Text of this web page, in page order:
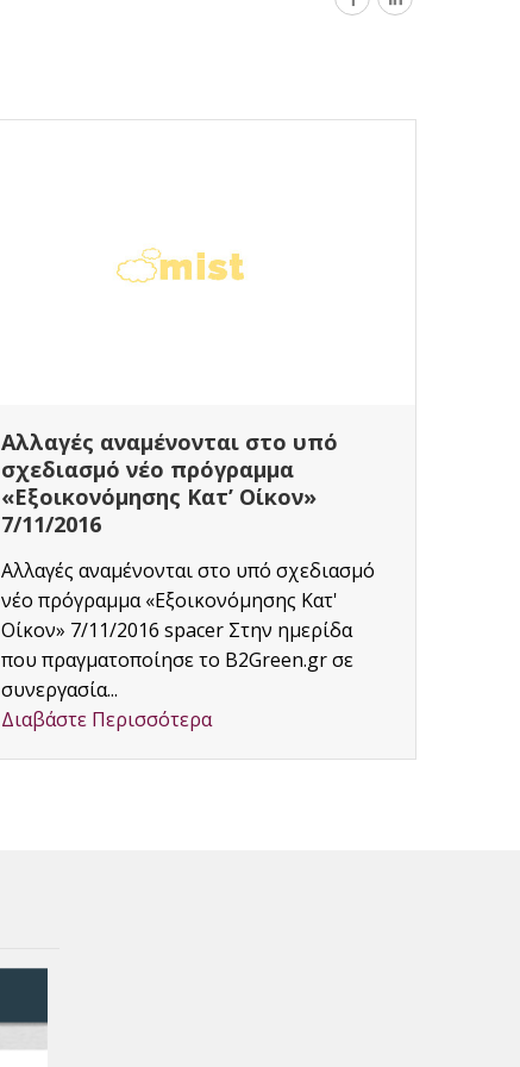
Αλλαγές αναμένονται στο υπό
σχεδιασμό νέο πρόγραμμα
«Εξοικονόμησης Κατ’ Οίκον»
7/11/2016
Αλλαγές αναμένονται στο υπό σχεδιασμό
νέο πρόγραμμα «Εξοικονόμησης Κατ'
Οίκον» 7/11/2016 spacer Στην ημερίδα
που πραγματοποίησε το B2Green.gr σε
συνεργασία...
Διαβάστε Περισσότερα